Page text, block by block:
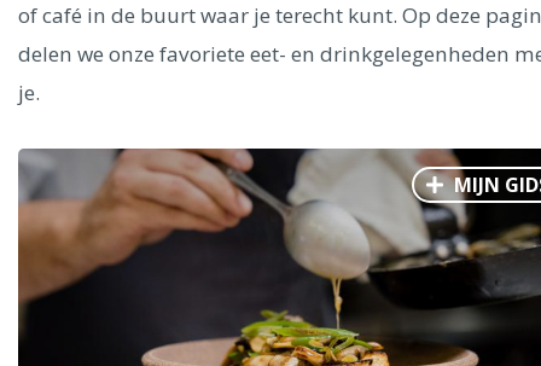
Ålesund
Amsterdam Barcelona Dubai
Milaan
of café in de buurt waar je terecht kunt. Op deze
delen we onze favoriete eet- en drinkgelegenheden
je.
MIJN